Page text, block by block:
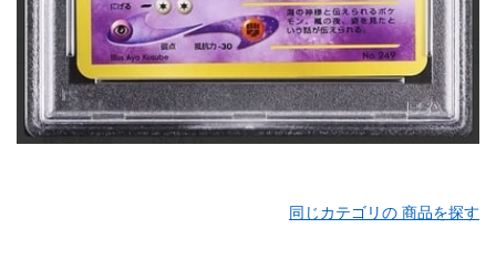
同じカテゴリの 商品を探す